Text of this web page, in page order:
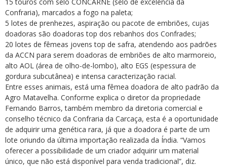
Confraria), marcados a fogo na paleta;
5 lotes de prenhezes, aspiração ou pacote de embriões, cujas
doadoras são doadoras top dos rebanhos dos Confrades;
20 lotes de fêmeas jovens top de safra, atendendo aos padrões
da ACCN para serem doadoras de embriões de alto marmoreio,
alto AOL (área de olho-de-lombo), alto EGS (espessura de
gordura subcutânea) e intensa caracterização racial.
Entre esses animais, está uma fêmea doadora de alto padrão da
Agro Matavelha. Conforme explica o diretor da propriedade
Fernando Barros, também membro da diretoria comercial e
conselho técnico da Confraria da Carcaça, esta é a oportunidade
de adquirir uma genética rara, já que a doadora é parte de um
lote oriundo da última importação realizada da Índia. “Vamos
oferecer a possibilidade de um criador adquirir um material
único, que não está disponível para venda tradicional”, diz.